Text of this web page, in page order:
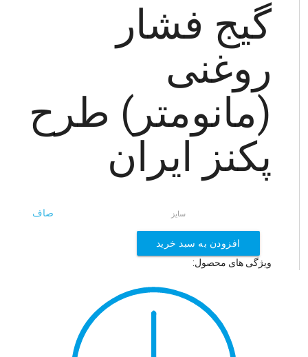
گیج فشار
روغنی
(مانومتر) طرح
پکنز ایران
سایز صاف
افزودن به سبد خرید
ویژگی های محصول: